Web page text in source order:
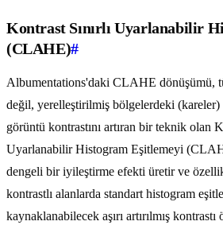
Kontrast Sınırlı Uyarlanabilir
(CLAHE)#
Albumentations'daki CLAHE dönüşümü,
değil, yerelleştirilmiş bölgelerdeki (kareler)
görüntü kontrastını artıran bir teknik olan
Uyarlanabilir Histogram Eşitlemeyi
dengeli bir iyileştirme efekti üretir ve
kontrastlı alanlarda standart histogram
kaynaklanabilecek aşırı artırılmış kontrastı